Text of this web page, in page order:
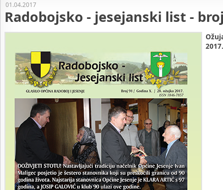
01.04.2017
Radobojsko - jesejanski list -
2017.